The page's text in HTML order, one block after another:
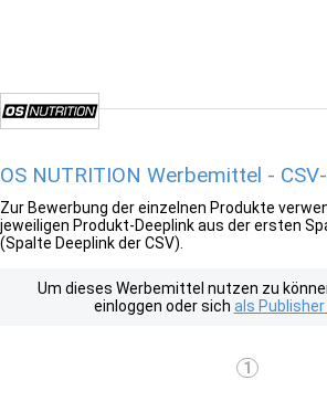
OS NUTRITION Werbemittel -
Zur Bewerbung der einzelnen Produkte
jeweiligen Produkt-Deeplink aus der ersten
(Spalte Deeplink der CSV).
Um dieses Werbemittel nutzen zu
einloggen oder sich als
1